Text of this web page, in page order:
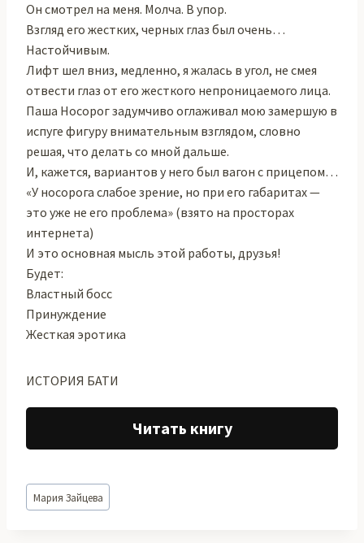
Он смотрел на меня. Молча. В упор.
Взгляд его жестких, черных глаз был очень…
Настойчивым.
Лифт шел вниз, медленно, я жалась в угол, не смея
отвести глаз от его жесткого непроницаемого лица.
Паша Носорог задумчиво оглаживал мою замершую в
испуге фигуру внимательным взглядом, словно
решая, что делать со мной дальше.
И, кажется, вариантов у него был вагон с прицепом…
«У носорога слабое зрение, но при его габаритах —
это уже не его проблема» (взято на просторах
интернета)
И это основная мысль этой работы, друзья!
Будет:
Властный босс
Принуждение
Жесткая эротика
ИСТОРИЯ БАТИ
Читать книгу
Метки
записи:
Мария Зайцева